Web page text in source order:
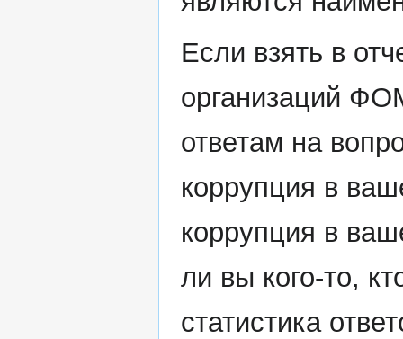
Если взять в
организаций
ответам на
коррупция в
коррупция в
ли вы кого-то,
статистика